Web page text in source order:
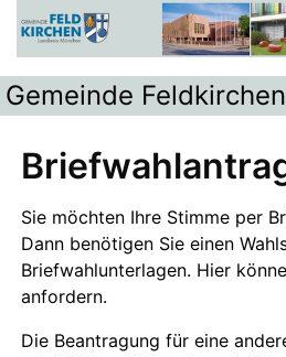
Gemeinde Feldkirchen